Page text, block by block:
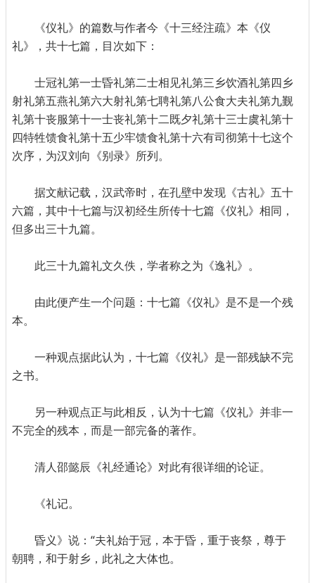
《仪礼》的篇数与作者今《十三经注疏》本《仪
礼》，共十七篇，目次如下：
士冠礼第一士昏礼第二士相见礼第三乡饮酒礼第四乡
射礼第五燕礼第六大射礼第七聘礼第八公食大夫礼第九觐
礼第十丧服第十一士丧礼第十二既夕礼第十三士虞礼第十
四特牲馈食礼第十五少牢馈食礼第十六有司彻第十七这个
次序，为汉刘向《别录》所列。
据文献记载，汉武帝时，在孔壁中发现《古礼》五十
六篇，其中十七篇与汉初经生所传十七篇《仪礼》相同，
但多出三十九篇。
此三十九篇礼文久佚，学者称之为《逸礼》。
由此便产生一个问题：十七篇《仪礼》是不是一个残
本。
一种观点据此认为，十七篇《仪礼》是一部残缺不完
之书。
另一种观点正与此相反，认为十七篇《仪礼》并非一
不完全的残本，而是一部完备的著作。
清人邵懿辰《礼经通论》对此有很详细的论证。
《礼记。
昏义》说：“夫礼始于冠，本于昏，重于丧祭，尊于
朝聘，和于射乡，此礼之大体也。